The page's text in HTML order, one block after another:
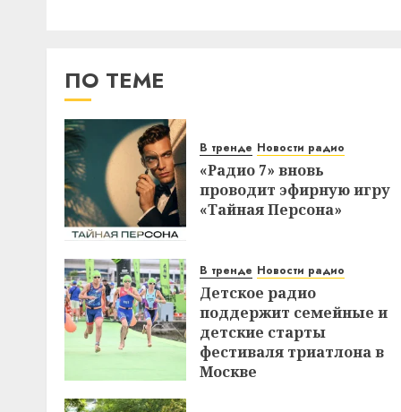
ПО ТЕМЕ
В тренде Новости радио
«Радио 7» вновь
проводит эфирную игру
«Тайная Персона»
В тренде Новости радио
Детское радио
поддержит семейные и
детские старты
фестиваля триатлона в
Москве